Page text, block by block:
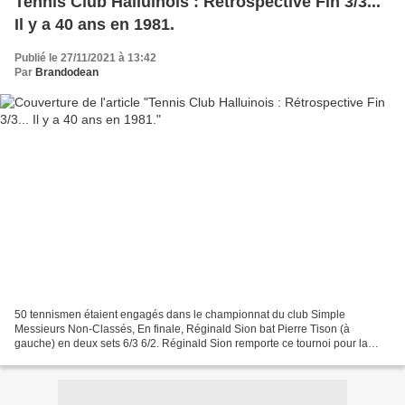
Il y a 40 ans en 1981.
Publié le 27/11/2021 à 13:42
Par Brandodean
50 tennismen étaient engagés dans le championnat du club Simple
Messieurs Non-Classés, En finale, Réginald Sion bat Pierre Tison (à
gauche) en deux sets 6/3 6/2. Réginald Sion remporte ce tournoi pour la